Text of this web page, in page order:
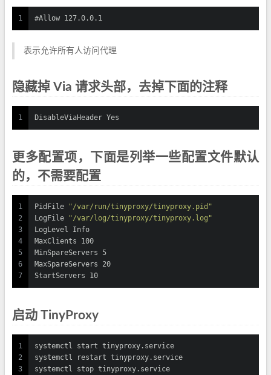
1 #Allow 127 .0 .0 .1
表示允许所有人访问代理
隐藏掉 Via 请求头部，去掉下面的注释
1 DisableViaHeader Yes
更多配置项，下面是列举一些配置文件默认
的，不需要配置
1
2
3
4
5
6
7
PidFile
"/var/run/tinyproxy/tinyproxy.pid"
LogFile
"/var/log/tinyproxy/tinyproxy.log"
LogLevel Info
MaxClients 100
MinSpareServers 5
MaxSpareServers 20
StartServers 10
启动 TinyProxy
1
2
3
systemctl start tinyproxy .service
systemctl
restart tinyproxy .service
systemctl
stop tinyproxy .service